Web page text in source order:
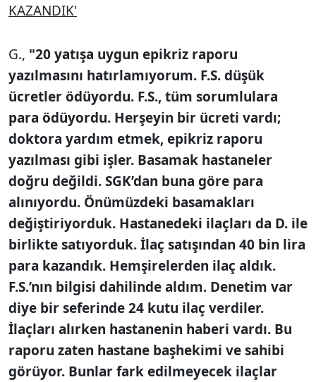
KAZANDIK'
G., "20 yatışa uygun epikriz raporu
yazılmasını hatırlamıyorum. F.S. düşük
ücretler ödüyordu. F.S., tüm sorumlulara
para ödüyordu. Herşeyin bir ücreti vardı;
doktora yardım etmek, epikriz raporu
yazılması gibi işler. Basamak hastaneler
doğru değildi. SGK’dan buna göre para
alınıyordu. Önümüzdeki basamakları
değiştiriyorduk. Hastanedeki ilaçları da D. ile
birlikte satıyorduk. İlaç satışından 40 bin lira
para kazandık. Hemşirelerden ilaç aldık.
F.S.’nın bilgisi dahilinde aldım. Denetim var
diye bir seferinde 24 kutu ilaç verdiler.
İlaçları alırken hastanenin haberi vardı. Bu
raporu zaten hastane başhekimi ve sahibi
görüyor. Bunlar fark edilmeyecek ilaçlar